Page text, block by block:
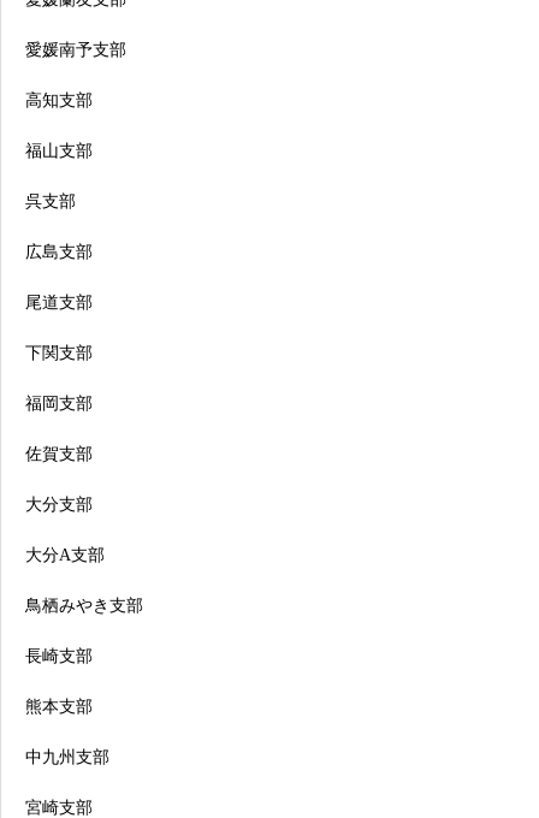
愛媛南予支部
高知支部
福山支部
呉支部
広島支部
尾道支部
下関支部
福岡支部
佐賀支部
大分支部
大分A支部
鳥栖みやき支部
長崎支部
熊本支部
中九州支部
宮崎支部